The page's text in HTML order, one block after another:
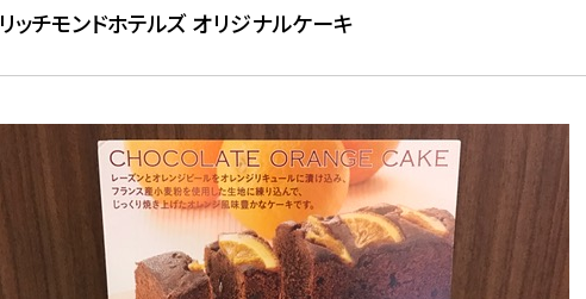
リッチモンドホテルズ オリジナルケーキ